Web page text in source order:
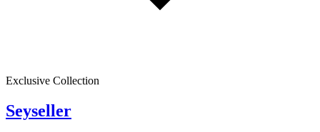
Exclusive Collection
Seyseller